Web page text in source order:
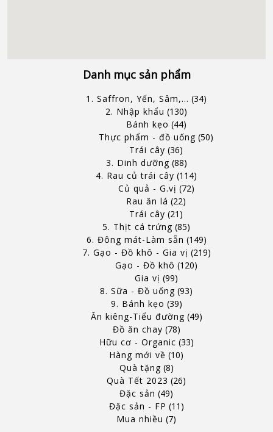
Danh mục sản phẩm
1. Saffron, Yến, Sâm,... 34
2. Nhập khẩu 130
Bánh kẹo 44
Thực phẩm - đồ uống 50
Trái cây 36
3. Dinh dưỡng 88
4. Rau củ trái cây 114
Củ quả - G.vị 72
Rau ăn lá 22
Trái cây 21
5. Thịt cá trứng 85
6. Đông mát-Làm sẵn 149
7. Gạo - Đồ khô - Gia vị 219
Gạo - Đồ khô 120
Gia vị 99
8. Sữa - Đồ uống 93
9. Bánh kẹo 39
Ăn kiêng-Tiểu đường 49
Đồ ăn chay 78
Hữu cơ - Organic 33
Hàng mới về 10
Quà tặng 8
Quà Tết 2023 26
Đặc sản 49
Đặc sản - FP 11
Mua nhiều 7